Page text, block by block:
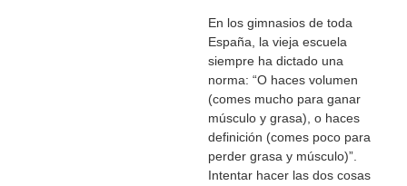
En los gimnasios de toda
España, la vieja escuela
siempre ha dictado una
norma: “O haces volumen
(comes mucho para ganar
músculo y grasa), o haces
definición (comes poco para
perder grasa y músculo)”.
Intentar hacer las dos cosas